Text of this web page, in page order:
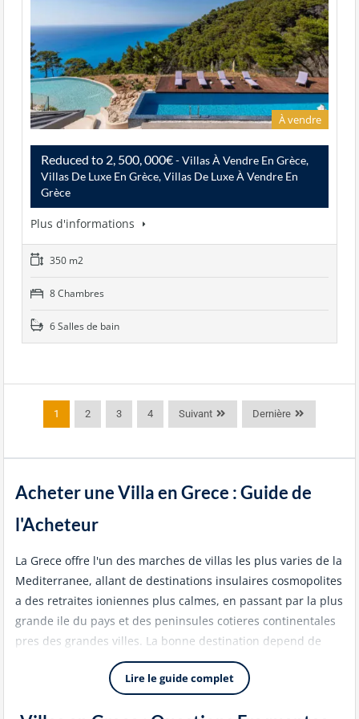
À vendre
Reduced to 2, 500, 000€- Villas À Vendre En Grèce,
Villas De Luxe En Grèce, Villas De Luxe À Vendre En
Grèce
Plus d'informations
350 m2
8 Chambres
6 Salles de bain
1 2 3 4 Suivant Dernière
Acheter une Villa en Grece : Guide de
l'Acheteur
La Grece offre l'un des marches de villas les plus varies de la
Mediterranee, allant de destinations insulaires cosmopolites
a des retraites ioniennes plus calmes, en passant par la plus
grande ile du pays et des peninsules cotieres continentales
pres des grandes villes. La bonne destination depend de
l'equilibre que vous recherchez entre revenus locatifs, style
de vie, accessibilite et budget.Lire le guide complet